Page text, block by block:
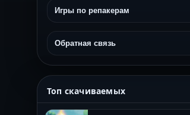
Игры по репакерам
Обратная связь
Топ скачиваемых